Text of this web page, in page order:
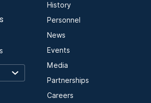
History
Personnel
News
Events
Media
Partnerships
Careers